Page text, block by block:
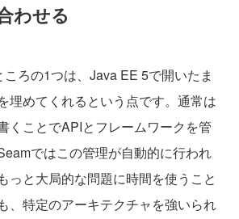
わせる
ろの1つは、Java EE 5で開いたま
埋めてくれるという点です。通常は
くことでAPIとフレームワークを管
ではこの管理が自動的に行われ
っと大局的な問題に時間を使うこと
、特定のアーキテクチャを強いられ